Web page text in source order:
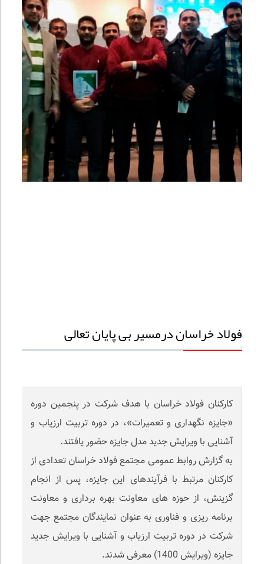
فولاد خراسان درمسیر بی پایان تعالی
کارکنان فولاد خراسان با هدف شرکت در پنجمین دوره
«جایزه نگهداری و تعمیرات»، در دوره تربیت ارزیاب و
آشنایی با ویرایش جدید مدل جایزه حضور یافتند.
به گزارش روابط عمومی مجتمع فولاد خراسان تعدادی از
کارکنان مرتبط با فرآیندهای این جایزه، پس از انجام
گزینش، از حوزه های معاونت بهره برداری و معاونت
برنامه ریزی و فناوری به عنوان نمایندگان مجتمع جهت
شرکت در دوره تربیت ارزیاب و آشنایی با ویرایش جدید
جایزه (ویرایش 1400) معرفی شدند.